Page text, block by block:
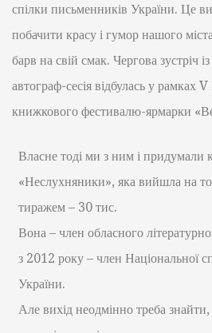
спілки письменників України. Це
побачити красу і гумор нашого
барв на свій смак. Чергова зустріч
автограф-сесія відбулась у рамках
книжкового фестивалю-ярмарки
Власне тоді ми з ним і придумали
«Неслухняники», яка вийшла на
тиражем – 30 тис.
Вона – член обласного
з 2012 року – член Національної
України.
Але вихід неодмінно треба